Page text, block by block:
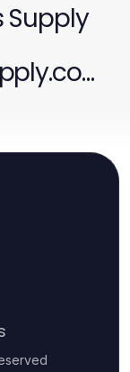
Supply